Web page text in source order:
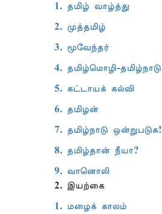
1. தமிழ் வாழ்த்து
2. முத்தமிழ்
3. மூவேந்தர்
4. தமிழ்மொழி-தமிழ்நாடு
5. கட்டாயக் கல்வி
6. தமிழன்
7. தமிழ்நாடு ஒன்றுபடுக!
8. தமிழ்தான் நீயா?
9. வானொலி
2. இயற்கை
1. மழைக் காலம்